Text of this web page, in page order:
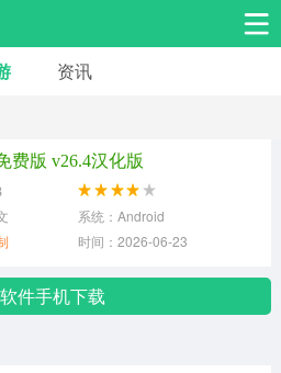
资讯
费版 v26.4汉化版
系统：Android
时间：2026-06-23
件手机下载